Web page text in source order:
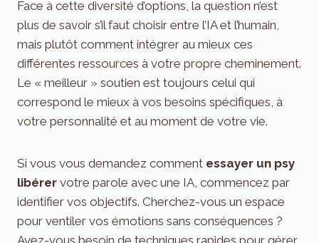
Face à cette diversité d’options, la question n’est
plus de savoir s’il faut choisir entre l’IA et l’humain,
mais plutôt comment intégrer au mieux ces
différentes ressources à votre propre cheminement.
Le « meilleur » soutien est toujours celui qui
correspond le mieux à vos besoins spécifiques, à
votre personnalité et au moment de votre vie.
Si vous vous demandez comment essayer un psy
libérer votre parole avec une IA, commencez par
identifier vos objectifs. Cherchez-vous un espace
pour ventiler vos émotions sans conséquences ?
Avez-vous besoin de techniques rapides pour gérer